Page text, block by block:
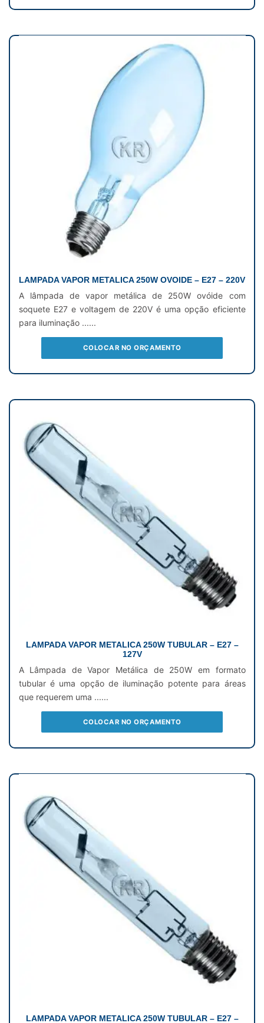
LAMPADA VAPOR METALICA 250W OVOIDE – E27 – 220V
A lâmpada de vapor metálica de 250W ovóide com
soquete E27 e voltagem de 220V é uma opção eficiente
para iluminação ......
COLOCAR NO ORÇAMENTO
LAMPADA VAPOR METALICA 250W TUBULAR – E27 –
127V
A Lâmpada de Vapor Metálica de 250W em formato
tubular é uma opção de iluminação potente para áreas
que requerem uma ......
COLOCAR NO ORÇAMENTO
LAMPADA VAPOR METALICA 250W TUBULAR – E27 –